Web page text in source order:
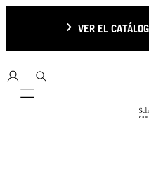
VER EL
Mobile navigation